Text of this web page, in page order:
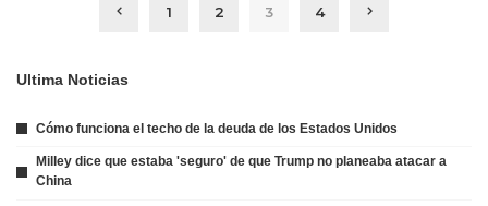
1 2 3 4
Ultima Noticias
Cómo funciona el techo de la deuda de los Estados Unidos
Milley dice que estaba 'seguro' de que Trump no planeaba atacar a
China